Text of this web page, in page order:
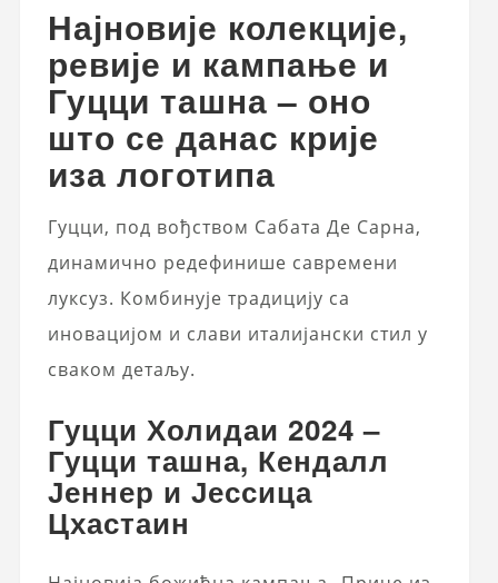
Најновије колекције,
ревије и кампање и
Гуцци ташна – оно
што се данас крије
иза логотипа
Гуцци, под вођством Сабата Де Сарна,
динамично редефинише савремени
луксуз. Комбинује традицију са
иновацијом и слави италијански стил у
сваком детаљу.
Гуцци Холидаи 2024 –
Гуцци ташна, Кендалл
Јеннер и Јессица
Цхастаин